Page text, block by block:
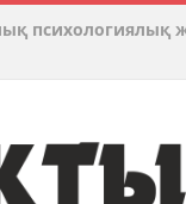
психологиялық